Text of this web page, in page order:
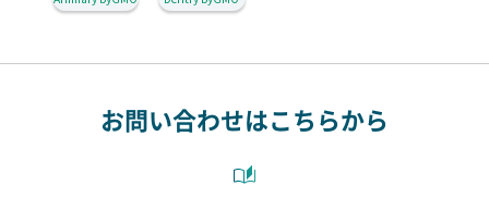
お問い合わせはこちらから